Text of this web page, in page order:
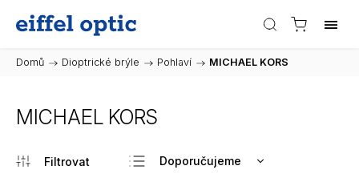
Domů / Dioptrické brýle / Pohlaví / MICHAEL KORS
MICHAEL KORS
Doporučujeme